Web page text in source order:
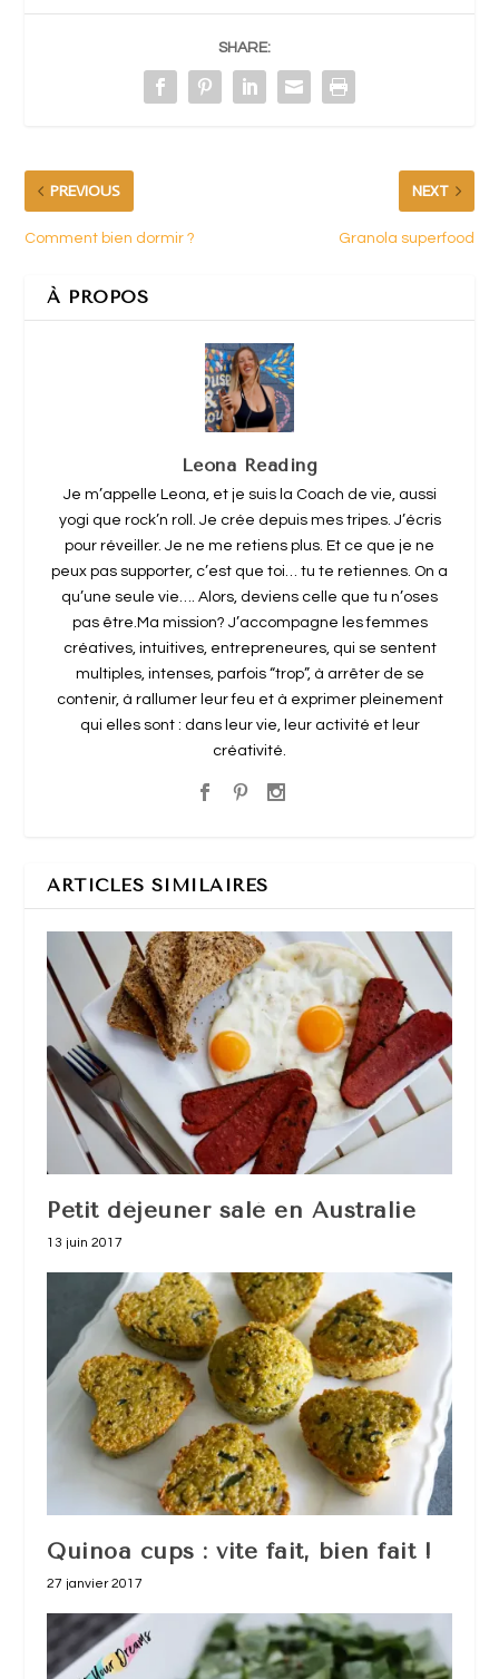
SHARE:
PREVIOUS
Comment bien dormir ?
NEXT
Granola superfood
À PROPOS
Leona Reading
Je m’appelle Leona, et je suis la Coach de vie, aussi
yogi que rock’n roll. Je crée depuis mes tripes. J’écris
pour réveiller. Je ne me retiens plus. Et ce que je ne
peux pas supporter, c’est que toi… tu te retiennes. On a
qu’une seule vie…. Alors, deviens celle que tu n’oses
pas être.Ma mission? J’accompagne les femmes
créatives, intuitives, entrepreneures, qui se sentent
multiples, intenses, parfois “trop”, à arrêter de se
contenir, à rallumer leur feu et à exprimer pleinement
qui elles sont : dans leur vie, leur activité et leur
créativité.
ARTICLES SIMILAIRES
Petit déjeuner salé en Australie
13 juin 2017
Quinoa cups : vite fait, bien fait !
27 janvier 2017